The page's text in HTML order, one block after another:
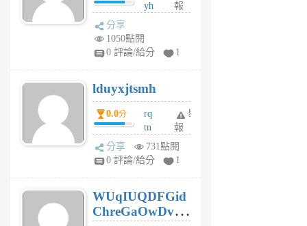
月
yh
jl
月
前
報
分享
1050點閱
0 評論/給分
1
lduyxjtsmh
0.0分
rq
tn
jt
gl
個
月
前
舉
報
分享
731點閱
0 評論/給分
1
WUqIUQDFGid
ChreGaOwDv